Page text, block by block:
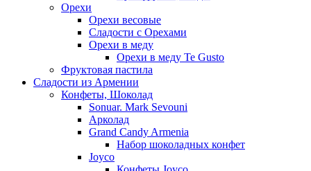
Орехи
Орехи весовые
Сладости с Орехами
Орехи в меду
Орехи в меду Te Gusto
Фруктовая пастила
Сладости из Армении
Конфеты, Шоколад
Sonuar. Mark Sevouni
Арколад
Grand Candy Armenia
Набор шоколадных конфет
Joyco